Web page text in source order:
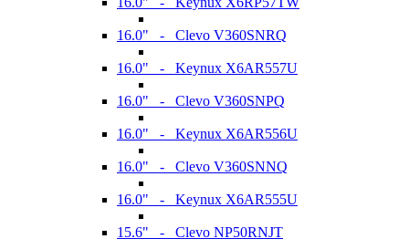
16.0" - Clevo V360SNRQ
16.0" - Keynux X6AR557U
16.0" - Clevo V360SNPQ
16.0" - Keynux X6AR556U
16.0" - Clevo V360SNNQ
16.0" - Keynux X6AR555U
15.6" - Clevo NP50RNJT